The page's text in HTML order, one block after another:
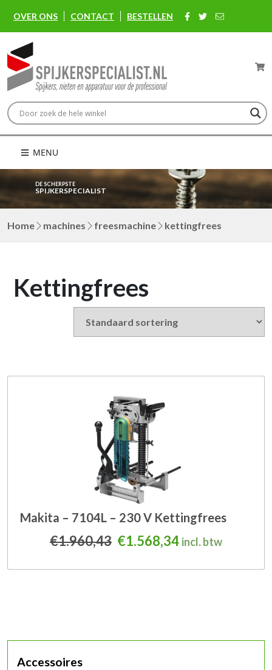
OVER ONS CONTACT BESTELLEN
MENU
DE SCHERPSTE
SPIJKERSPECIALIST
Home machines freesmachine kettingfrees
Kettingfrees
Makita – 7104L – 230 V Kettingfrees
€1.960,43 Oorspronkelijke prijs
€1.568,34Huidige prijs
incl. btw
Accessoires